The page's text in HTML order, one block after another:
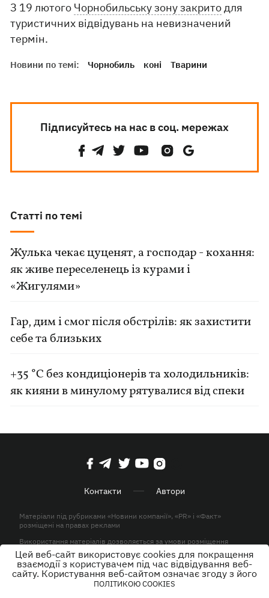
З 19 лютого Чорнобильську зону закритодля
туристичних відвідувань на невизначений
термін.
Новини по темі: Чорнобиль коні Тварини
Підписуйтесь на нас в соц. мережах
Статті по темі
Жулька чекає цуценят, а господар - кохання:
як живе переселенець із курами і
«Жигулями»
Гар, дим і смог після обстрілів: як захистити
себе та близьких
+35 °C без кондиціонерів та холодильників:
як кияни в минулому рятувалися від спеки
Контакти Автори
Матеріали під рубриками «Новини компанії», «PR» і «Факт»
розміщені на правах реклами
Використання матеріалів дозволяється за умови розміщення
активного гіперпосилання на KP.UA в першому абзаці.
© ТОВ «ЮЛАВ МЕДІА» 2026. Всі права захищені.
Цей веб-сайт використовує cookies для покращення
взаємодії з користувачем під час відвідування веб-
сайту. Користування веб-сайтом означає згоду з його
ПОЛІТИКОЮ COOKIES